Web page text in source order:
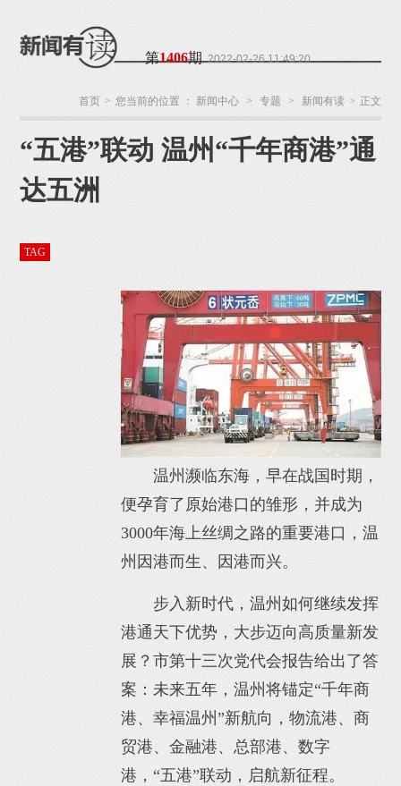
第1406期 2022-02-26 11:49:20
首页 > 您当前的位置 ： 新闻中心 > 专题 > 新闻有读 > 正文
来源：温州网
监
制：阮周琳
责任编
“五港”联动 温州“千年商港”通
达五洲
TAG
温州濒临东海，早在战国时期，
便孕育了原始港口的雏形，并成为
3000年海上丝绸之路的重要港口，温
州因港而生、因港而兴。
步入新时代，温州如何继续发挥
港通天下优势，大步迈向高质量新发
展？市第十三次党代会报告给出了答
案：未来五年，温州将锚定“千年商
港、幸福温州”新航向，物流港、商
贸港、金融港、总部港、数字
港，“五港”联动，启航新征程。